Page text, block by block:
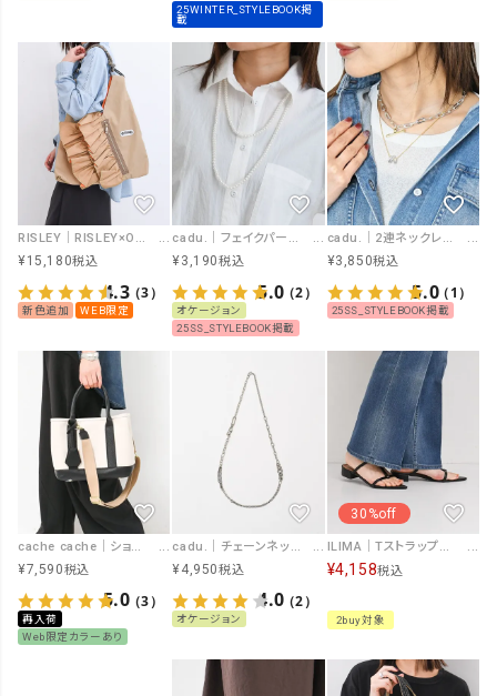
25WINTER_STYLEBOOK掲
載
RISLEY｜RISLEY×OUTDOOR トライアングルフリルバッグ [[R2501-TFB36]][F]
¥15,180税込
4.3（3）
新色追加 WEB限定
cadu.｜フェイクパールネックレス [[MN-241101]][F]
¥3,190税込
5.0（2）
オケージョン
25SS_STYLEBOOK掲載
cadu.｜2連ネックレス [[MN-241011]][F]
¥3,850税込
5.0（1）
25SS_STYLEBOOK掲載
cache cache｜ショルダー付パーテーションキャンバストート [[01-00-78390]][F]
¥7,590税込
5.0（3）
再入荷
Web限定カラーあり
cadu.｜チェーンネックレス [[(SL)MN-240723 silver]][F]
¥4,950税込
4.0（2）
オケージョン
30%off
ILIMA｜Tストラップミュールサンダル [[IY5729-26SS]][F]
¥4,158税込
2buy対象